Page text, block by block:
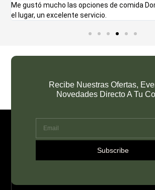
Me gustó mucho las opciones de comida
el lugar, un excelente servicio.
Recibe Nuestras Ofertas,
Novedades Directo A Tu
Subscribe